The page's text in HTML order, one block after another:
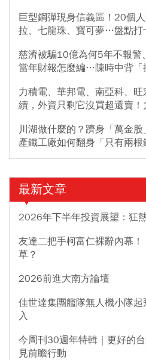
巨型鋼彈現身信義區！20個
拉、七龍珠、寶可夢…盤點打
慈濟被騙10億為何5年不報警
當年財報怎麼編…陳時中背「
力積電、華邦電、南亞科、
續，外資只剩它沒買超還賣
川湖做什麼的？躋身「萬金
產鐵工廠如何翻身「只有兩
最新文章
2026年下半年投資展望：狂
友達二把手柯富仁裸辭內幕
草？
2026前進大南方論壇
佳世達集團艦隊無人機小隊
入
今周刊30週年特輯｜更好的
見前瞻行動